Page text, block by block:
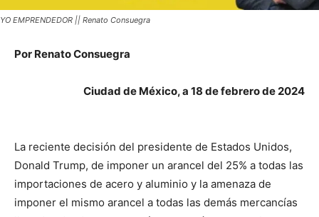
YO EMPRENDEDOR || Renato Consuegra
Por Renato Consuegra
Ciudad de México, a 18 de febrero de 2024
La reciente decisión del presidente de Estados Unidos,
Donald Trump, de imponer un arancel del 25% a todas las
importaciones de acero y aluminio y la amenaza de
imponer el mismo arancel a todas las demás mercancías